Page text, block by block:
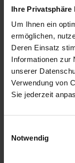
Ihre Privatsphäre
Um Ihnen ein
ermöglichen,
Deren Einsatz
Informationen zur
unserer
Verwendung von
Sie jederzeit
Notwendig
Without Gold,...